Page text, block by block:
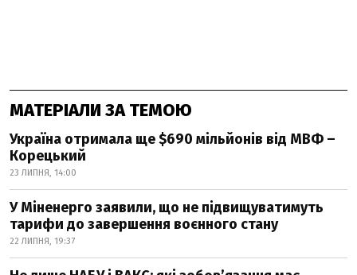
МАТЕРІАЛИ ЗА ТЕМОЮ
Україна отримала ще $690 мільйонів від МВФ –
Корецький
23 ЛИПНЯ, 14:00
У Міненерго заявили, що не підвищуватимуть
тарифи до завершення воєнного стану
22 ЛИПНЯ, 19:37